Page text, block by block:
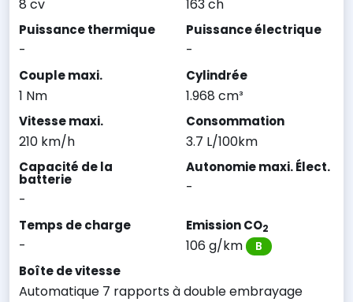
8 cv 163 ch
Puissance thermique
-
Puissance électrique
-
Couple maxi.
1 Nm
Cylindrée
1.968 cm³
Vitesse maxi.
210 km/h
Consommation
3.7 L/100km
Capacité de la
batterie
-
Autonomie maxi. Élect.
-
Temps de charge
-
Emission CO2
106 g/km B
Boîte de vitesse
Automatique 7 rapports à double embrayage